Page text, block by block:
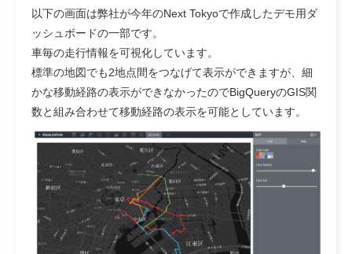
以下の画面は弊社が今年のNext Tokyoで作成したデモ用ダ
ッシュボードの一部です。
車毎の走行情報を可視化しています。
標準の地図でも2地点間をつなげて表示ができますが、細
かな移動経路の表示ができなかったのでBigQueryのGIS関
数と組み合わせて移動経路の表示を可能としています。